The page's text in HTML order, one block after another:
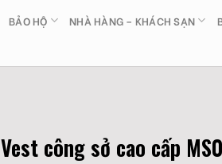
BẢO HỘ NHÀ HÀNG – KHÁCH SẠN
Vest công sở cao cấp